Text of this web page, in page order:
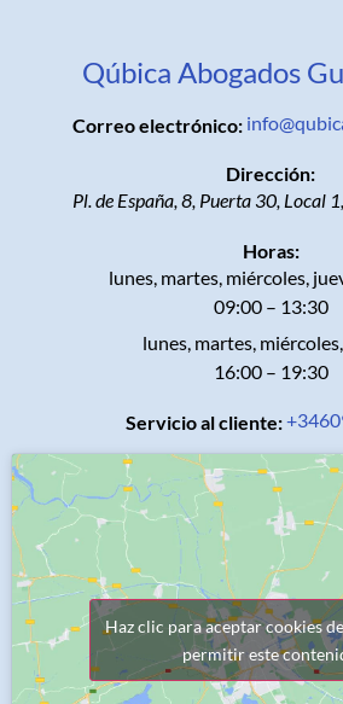
Qúbica Abogados
Correo electrónico:
Dirección:
Pl. de España, 8, Puerta 30, Local 1
Horas:
lunes, martes, miércoles,
09:00 – 13:30
lunes, martes,
16:00 – 19:30
Servicio al cliente:
Haz clic para aceptar cookies
permitir este